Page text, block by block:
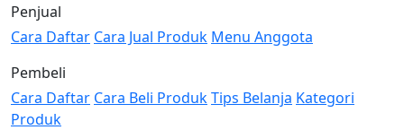
Penjual
Cara Daftar Cara Jual Produk Menu Anggota
Pembeli
Cara Daftar Cara Beli ProdukTips Belanja Kategori
Produk